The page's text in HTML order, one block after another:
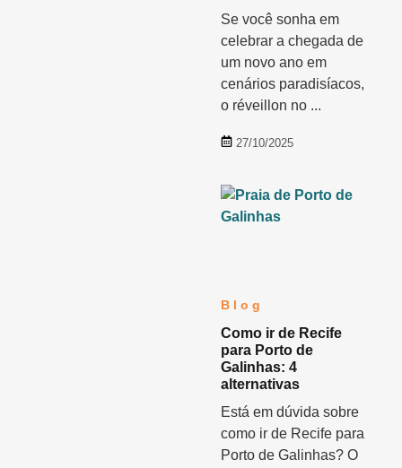
Se você sonha em
celebrar a chegada de
um novo ano em
cenários paradisíacos,
o réveillon no ...
27/10/2025
Blog
Como ir de Recife
para Porto de
Galinhas: 4
alternativas
Está em dúvida sobre
como ir de Recife para
Porto de Galinhas? O